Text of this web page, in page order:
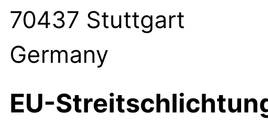
70437 Stuttgart
Germany
EU-